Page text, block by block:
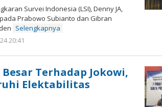
Survei Indonesia (LSI), Denny JA,
Prabowo Subianto dan Gibran
Selengkapnya
20:41
Jackson
Besar Terhadap Jokowi,
Elektabilitas